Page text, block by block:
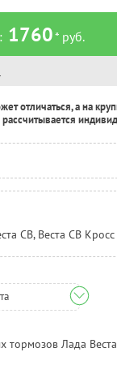
1760* руб.
отличаться, а на
СВ, Веста СВ Кросс
тормозов Лада Веста